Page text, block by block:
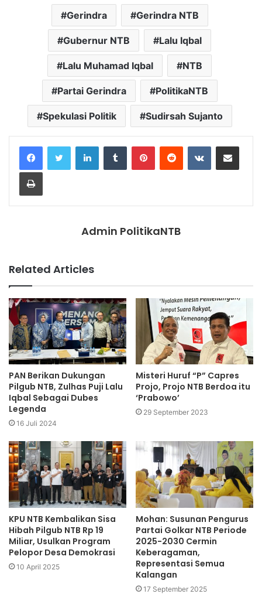
Gerindra Gerindra NTB
Gubernur NTB Lalu Iqbal
Lalu Muhamad Iqbal NTB
Partai Gerindra PolitikaNTB
Spekulasi Politik Sudirsah Sujanto
LinkedInTumblr PinterestReddit VKontakteShare via Email
Print
Admin PolitikaNTB
Related Articles
PAN Berikan Dukungan
Pilgub NTB, Zulhas Puji Lalu
Iqbal Sebagai Dubes
Legenda
16 Juli 2024
Misteri Huruf “P” Capres
Projo, Projo NTB Berdoa itu
‘Prabowo’
29 September 2023
KPU NTB Kembalikan Sisa
Hibah Pilgub NTB Rp 19
Miliar, Usulkan Program
Pelopor Desa Demokrasi
10 April 2025
Mohan: Susunan Pengurus
Partai Golkar NTB Periode
2025-2030 Cermin
Keberagaman,
Representasi Semua
Kalangan
17 September 2025